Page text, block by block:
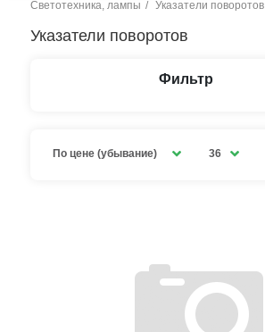
Светотехника, лампы Указатели поворотов
Указатели поворотов
Фильтр
По цене (убывание) 36